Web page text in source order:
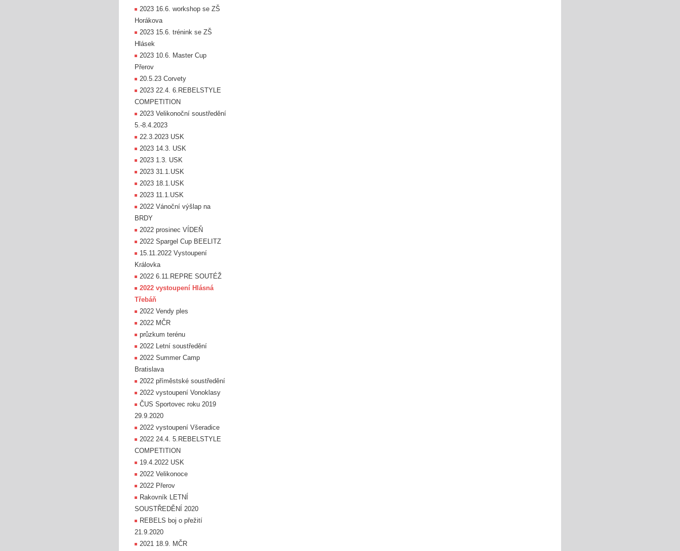
2023 16.6. workshop se ZŠ
Horákova
2023 15.6. trénink se ZŠ
Hlásek
2023 10.6. Master Cup
Přerov
20.5.23 Corvety
2023 22.4. 6.REBELSTYLE
COMPETITION
2023 Velikonoční soustředění
5.-8.4.2023
22.3.2023 USK
2023 14.3. USK
2023 1.3. USK
2023 31.1.USK
2023 18.1.USK
2023 11.1.USK
2022 Vánoční výšlap na
BRDY
2022 prosinec VÍDEŇ
2022 Spargel Cup BEELITZ
15.11.2022 Vystoupení
Královka
2022 6.11.REPRE SOUTÉŽ
2022 vystoupení Hlásná
Třebáň
2022 Vendy ples
2022 MČR
průzkum terénu
2022 Letní soustředění
2022 Summer Camp
Bratislava
2022 příměstské soustředění
2022 vystoupení Vonoklasy
ČUS Sportovec roku 2019
29.9.2020
2022 vystoupení Všeradice
2022 24.4. 5.REBELSTYLE
COMPETITION
19.4.2022 USK
2022 Velikonoce
2022 Přerov
Rakovník LETNÍ
SOUSTŘEDĚNÍ 2020
REBELS boj o přežití
21.9.2020
2021 18.9. MČR